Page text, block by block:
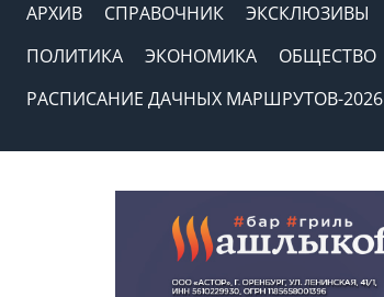
АРХИВ СПРАВОЧНИК ЭКСКЛЮЗИВЫ
ПОЛИТИКА
ЭКОНОМИКА ОБЩЕСТВО
РАСПИСАНИЕ ДАЧНЫХ МАРШРУТОВ-2026